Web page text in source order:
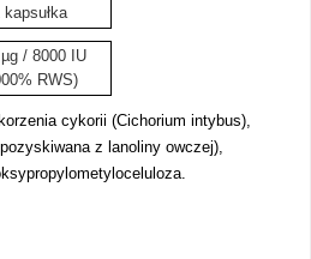
kapsułka
/ 8000 IU
RWS)
cykorii (Cichorium intybus),
z lanoliny owczej),